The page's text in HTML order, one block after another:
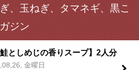
、玉ねぎ、タマネギ、黒こ
ジン
鮭としめじの香りスープ】2人分
金曜日